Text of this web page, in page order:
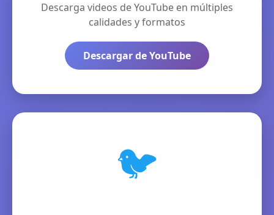
Descarga videos de YouTube en múltiples
calidades y formatos
Descargar de YouTube
🐦